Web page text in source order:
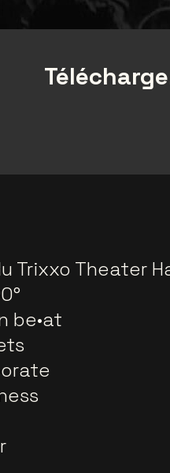
Trixxo Theater
be•at